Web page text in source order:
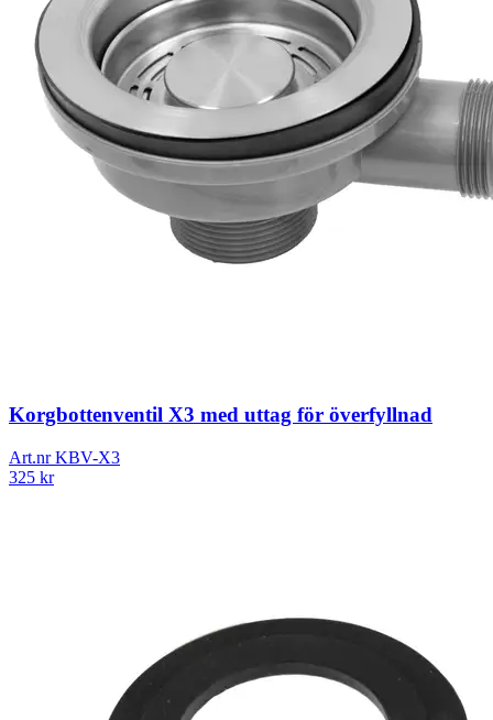
Korgbottenventil X3 med uttag för överfyllnad
Art.nrKBV-X3
325 kr